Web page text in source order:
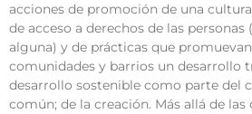
acciones de promoción de una
de acceso a derechos de las
alguna) y de prácticas que
comunidades y barrios un desarrollo
desarrollo sostenible como parte del
común; de la creación. Más allá de las